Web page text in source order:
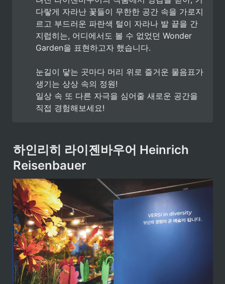
다랗게 자라난 꽃들이 무한한 공간 속을 가로지
르고 부드러운 파란색 털이 자라나 발 끝을 간
지럽히는, 어디에서도 볼 수 없었던 Wonder
Garden을 표현하고자 했습니다.
눈길이 닿는 곳마다 머리 위로 즐거운 물음표가
생기는 상상 속의 정원!
일상 속 또 다른 자극을 심어줄 새로운 공간을
직접 경험해보세요!
하인리히 라이젠바우어 Heinrich
Reisenbauer